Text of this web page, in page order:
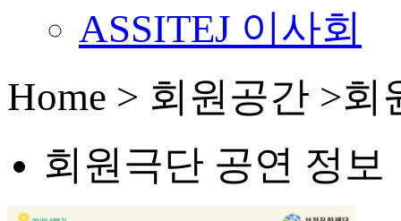
ASSITEJ 이사회
Home > 회원공간 >
회원극단 공연 정보